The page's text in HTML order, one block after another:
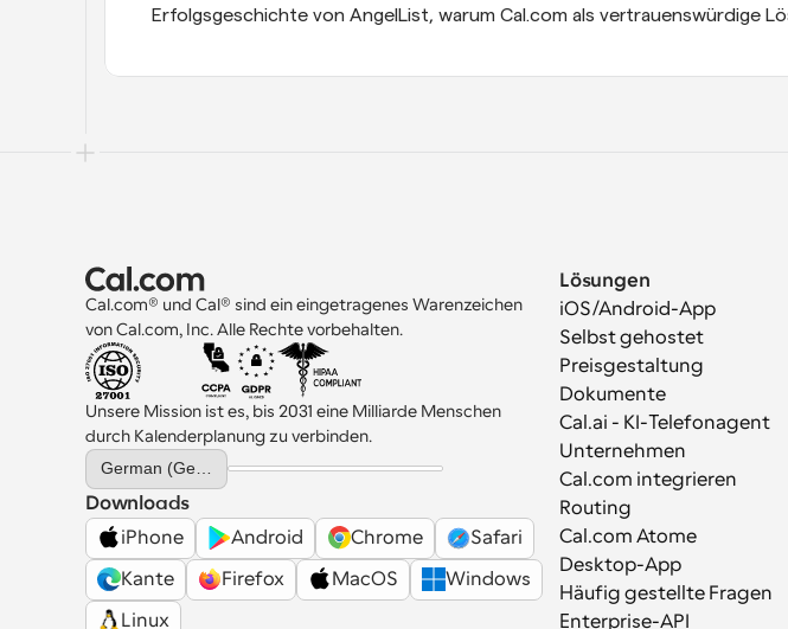
Erfolgsgeschichte von AngelList, warum Cal.com als vertrauenswürdige
Cal.com® und Cal® sind ein eingetragenes Warenzeichen
von Cal.com, Inc. Alle Rechte vorbehalten.
Unsere Mission ist es, bis 2031 eine Milliarde Menschen
durch Kalenderplanung zu verbinden.
Select Language
German (Germany)
Downloads
iPhone
Android Chrome
Safari
Kante
Firefox MacOS
Windows
Linux
Lösungen
iOS/Android-App
Selbst gehostet
Preisgestaltung
Dokumente
Cal.ai - KI-Telefonagent
Unternehmen
Cal.com integrieren
Routing
Cal.com Atome
Desktop-App
Häufig gestellte Fragen
Enterprise-API